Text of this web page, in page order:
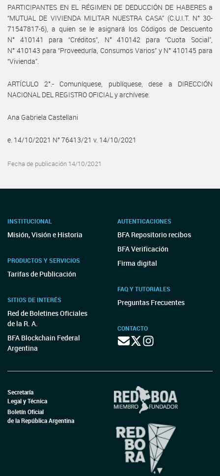
PARTICIPANTES EN EL RÉGIMEN DE DEDUCCIÓN DE HABERES a
“MUTUAL DE VIVIENDA MILITAR NUESTRA CASA” (C.U.I.T. N° 30-
71547817-6), a quien se le asignará los Códigos de Descuento
N° 410141 para “Créditos”, N° 410142 para “Cuota Social”,
N° 410143 para “Proveeduría, Consumos Varios” y N° 410145 para
“Vivienda”.
ARTÍCULO 2°.- Comuníquese, publíquese, dese a DIRECCIÓN
NACIONAL DEL REGISTRO OFICIAL y archívese.
Ana Gabriela Castellani
e. 14/10/2021 N° 76413/21 v. 14/10/2021
Fecha de publicación 14/10/2021
INSTITUCIONAL
Misión, Visión e Historia
PRODUCTOS Y SERVICIOS
Tarifas de Publicación
SITIOS DE INTERÉS
Red de Boletines Oficiales
de la R. A.
BFA Blockchain Federal
Argentina
AUTENTICACIONES
BFA Repositorio recibos
BFA Verificación
Firma digital
FAQ Y TUTORIALES
Preguntas Frecuentes
CONTACTO
Secretaría
Legal y Técnica
Boletín Oficial
de la República Argentina